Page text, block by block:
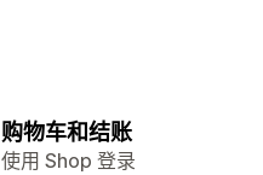
购物车和结账
使用 Shop 登录